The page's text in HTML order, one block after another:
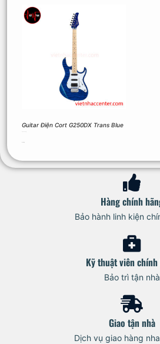
Guitar Điện Cort G250DX Trans Blue
Hàng chính
Bảo hành linh kiện
Kỹ thuật viên chính
Bảo trì tận nhà
Giao tận nhà
Dịch vụ giao hàng